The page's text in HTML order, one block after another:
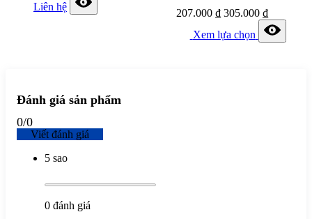
Liên hệ
207.000₫ 305.000₫
Xem lựa chọn
Đánh giá sản phẩm
0/0
Viết đánh giá
5 sao
0 đánh giá